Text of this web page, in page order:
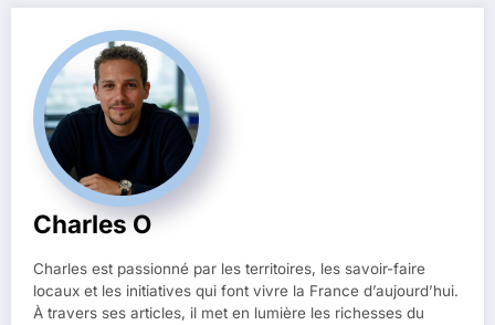
Charles O
Charles est passionné par les territoires, les savoir-faire
locaux et les initiatives qui font vivre la France d’aujourd’hui.
À travers ses articles, il met en lumière les richesses du